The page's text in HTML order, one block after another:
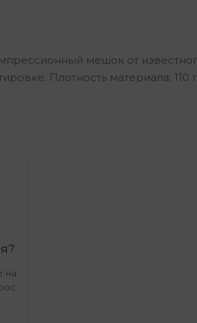
мешок от
Плотность материала:
на